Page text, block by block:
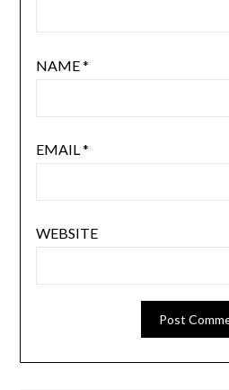
NAME*
EMAIL*
WEBSITE